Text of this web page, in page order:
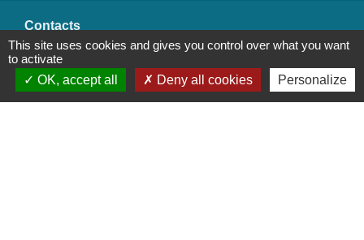
Contacts
Commune de Saint-Mesmes
12 rue de Richebourg
77410 Saint-Mesmes - FRANCE
This site uses cookies and gives you control over what you want
to activate
OK, accept all
Deny all cookies Personalize